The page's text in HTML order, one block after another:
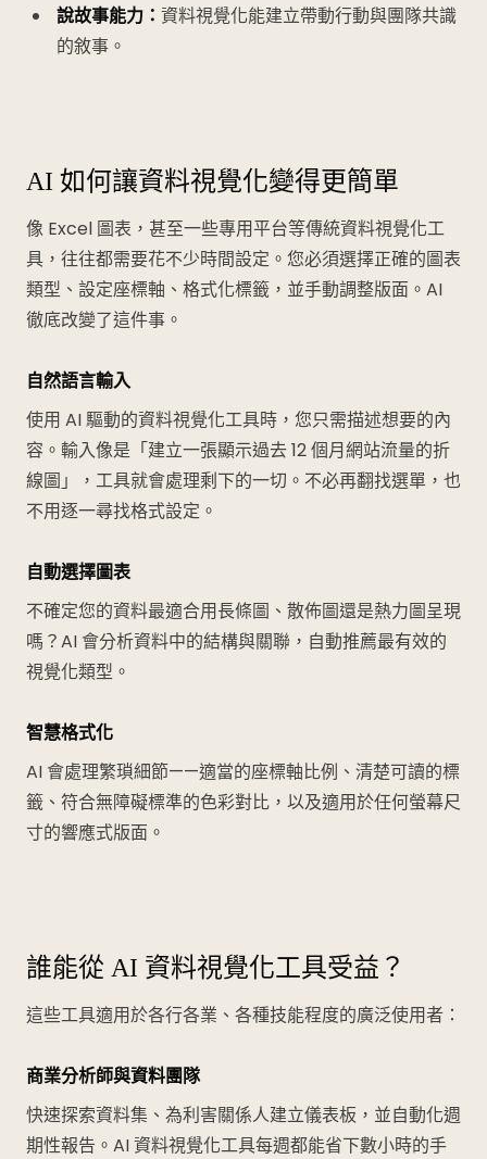
說故事能力： 資料視覺化能建立帶動行動與團隊共識
的敘事。
AI 如何讓資料視覺化變得更簡單
像 Excel 圖表，甚至一些專用平台等傳統資料視覺化工
具，往往都需要花不少時間設定。您必須選擇正確的圖表
類型、設定座標軸、格式化標籤，並手動調整版面。AI
徹底改變了這件事。
自然語言輸入
使用 AI 驅動的資料視覺化工具時，您只需描述想要的內
容。輸入像是「建立一張顯示過去 12 個月網站流量的折
線圖」，工具就會處理剩下的一切。不必再翻找選單，也
不用逐一尋找格式設定。
自動選擇圖表
不確定您的資料最適合用長條圖、散佈圖還是熱力圖呈現
嗎？AI 會分析資料中的結構與關聯，自動推薦最有效的
視覺化類型。
智慧格式化
AI 會處理繁瑣細節——適當的座標軸比例、清楚可讀的標
籤、符合無障礙標準的色彩對比，以及適用於任何螢幕尺
寸的響應式版面。
誰能從 AI 資料視覺化工具受益？
這些工具適用於各行各業、各種技能程度的廣泛使用者：
商業分析師與資料團隊
快速探索資料集、為利害關係人建立儀表板，並自動化週
期性報告。AI 資料視覺化工具每週都能省下數小時的手